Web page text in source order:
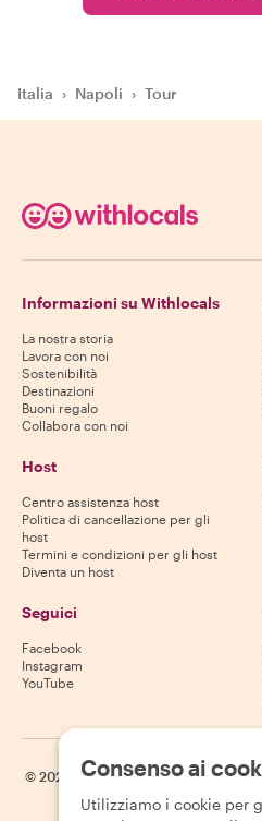
Italia › Napoli › Tour
Informazioni su Withlocals
La nostra storia
Lavora con noi
Sostenibilità
Destinazioni
Buoni regalo
Collabora con noi
Host
Centro assistenza host
Politica di cancellazione per gli
host
Termini e condizioni per gli host
Diventa un host
Seguici
Facebook
Instagram
YouTube
© 2026 Withlocals.com | Informativa
Consenso ai
Utilizziamo i cookie per